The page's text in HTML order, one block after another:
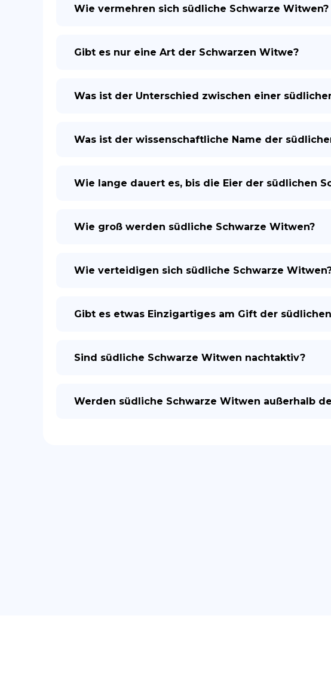
Wie vermehren sich südliche Schwarze Witwen?
Gibt es nur eine Art der Schwarzen Witwe?
Was ist der Unterschied zwischen einer
Was ist der wissenschaftliche Name der
Wie lange dauert es, bis die Eier der südlichen
Wie groß werden südliche Schwarze Witwen?
Wie verteidigen sich südliche Schwarze
Gibt es etwas Einzigartiges am Gift der
Sind südliche Schwarze Witwen nachtaktiv?
Werden südliche Schwarze Witwen außerhalb